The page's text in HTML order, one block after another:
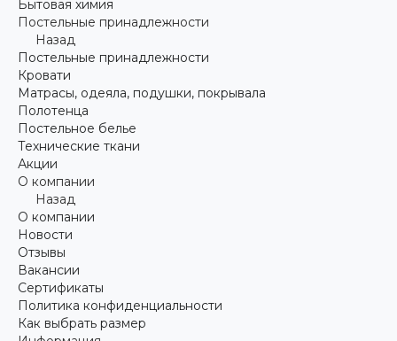
Бытовая химия
Постельные принадлежности
Назад
Постельные принадлежности
Кровати
Матрасы, одеяла, подушки, покрывала
Полотенца
Постельное белье
Технические ткани
Акции
О компании
Назад
О компании
Новости
Отзывы
Вакансии
Сертификаты
Политика конфиденциальности
Как выбрать размер